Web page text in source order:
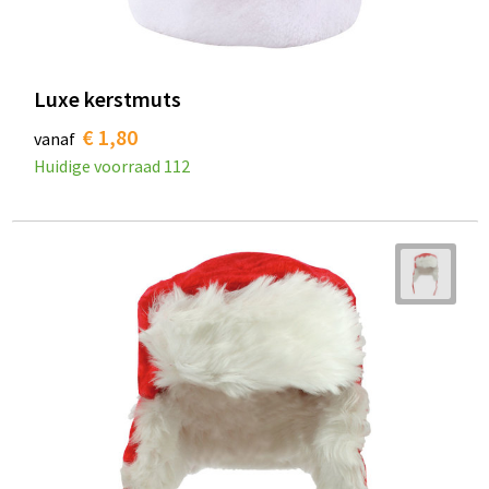
Luxe kerstmuts
vanaf € 1,80
Huidige voorraad 112